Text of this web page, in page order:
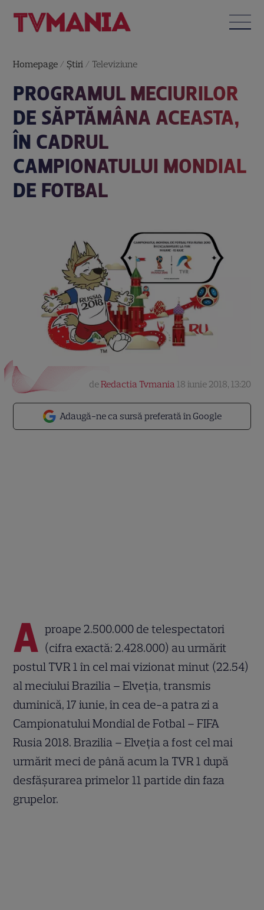
Homepage / Știri / Televiziune
PROGRAMUL MECIURILOR
DE SĂPTĂMÂNA ACEASTA,
ÎN CADRUL
CAMPIONATULUI MONDIAL
DE FOTBAL
Adaugă-ne ca sursă preferată în Google
deRedactia Tvmania 18 iunie 2018, 13:20
A proape 2.500.000 de telespectatori
(cifra exactă: 2.428.000) au urmărit
postul TVR 1 în cel mai vizionat minut (22.54)
al meciului Brazilia – Elveţia, transmis
duminică, 17 iunie, în cea de-a patra zi a
Campionatului Mondial de Fotbal – FIFA
Rusia 2018. Brazilia – Elveţia a fost cel mai
urmărit meci de până acum la TVR 1 după
desfăşurarea primelor 11 partide din faza
grupelor.